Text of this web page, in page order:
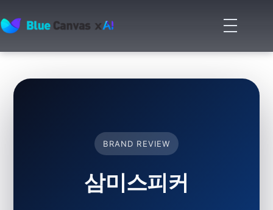
BLUECANVAS
메
뉴
기
BRAND REVIEW
삼미스피커